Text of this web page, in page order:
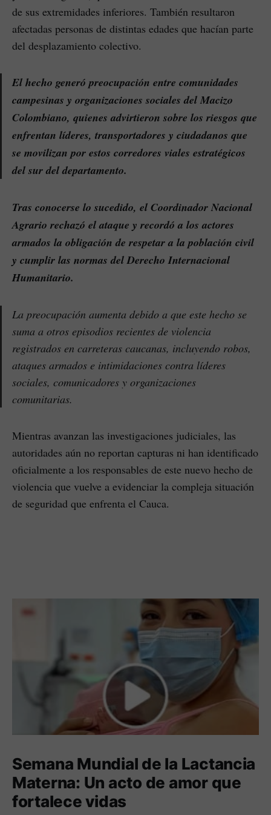
de sus extremidades inferiores. También resultaron
afectadas personas de distintas edades que hacían parte
del desplazamiento colectivo.
El hecho generó preocupación entre comunidades
campesinas y organizaciones sociales del Macizo
Colombiano, quienes advirtieron sobre los riesgos que
enfrentan líderes, transportadores y ciudadanos que
se movilizan por estos corredores viales estratégicos
del sur del departamento.
Tras conocerse lo sucedido, el Coordinador Nacional
Agrario rechazó el ataque y recordó a los actores
armados la obligación de respetar a la población civil
y cumplir las normas del Derecho Internacional
Humanitario.
La preocupación aumenta debido a que este hecho se
suma a otros episodios recientes de violencia
registrados en carreteras caucanas, incluyendo robos,
ataques armados e intimidaciones contra líderes
sociales, comunicadores y organizaciones
comunitarias.
Mientras avanzan las investigaciones judiciales, las
autoridades aún no reportan capturas ni han identificado
oficialmente a los responsables de este nuevo hecho de
violencia que vuelve a evidenciar la compleja situación
de seguridad que enfrenta el Cauca.
Semana Mundial de la Lactancia
Materna: Un acto de amor que
fortalece vidas